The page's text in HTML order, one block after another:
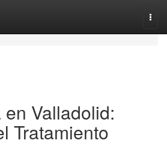
Valladolid:
Tratamiento